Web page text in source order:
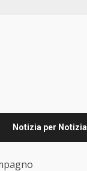
Notizia per Notizia